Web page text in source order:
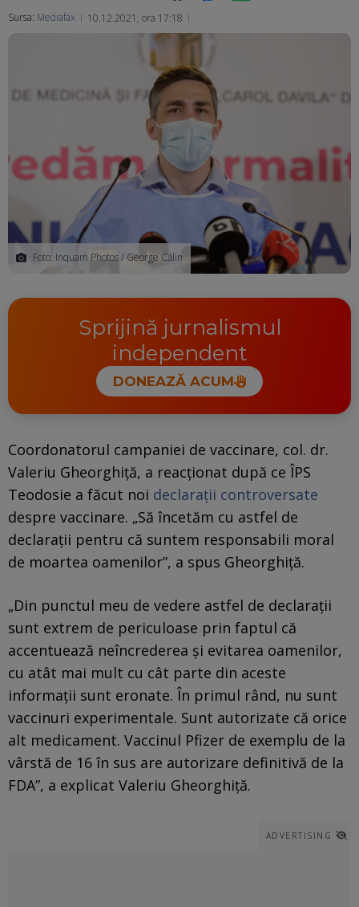
Sursa: Mediafax 10.12.2021, ora 17:18
Foto: Inquam Photos / George Călin
Sprijină jurnalismul
independent
DONEAZĂ ACUM
Coordonatorul campaniei de vaccinare, col. dr.
Valeriu Gheorghiță, a reacționat după ce ÎPS
Teodosie a făcut noi declarații controversate
despre vaccinare. „Să încetăm cu astfel de
declarații pentru că suntem responsabili moral
de moartea oamenilor”, a spus Gheorghiță.
„Din punctul meu de vedere astfel de declarații
sunt extrem de periculoase prin faptul că
accentuează neîncrederea și evitarea oamenilor,
cu atât mai mult cu cât parte din aceste
informații sunt eronate. În primul rând, nu sunt
vaccinuri experimentale. Sunt autorizate că orice
alt medicament. Vaccinul Pfizer de exemplu de la
vârstă de 16 în sus are autorizare definitivă de la
FDA”, a explicat Valeriu Gheorghiță.
ADVERTISING